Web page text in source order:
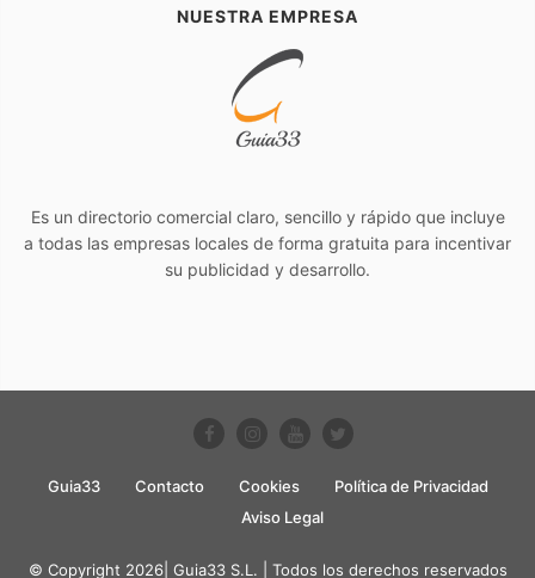
NUESTRA EMPRESA
Es un directorio comercial claro, sencillo y rápido que incluye
a todas las empresas locales de forma gratuita para incentivar
su publicidad y desarrollo.
Guia33 Contacto Cookies
Política de Privacidad
Aviso Legal
© Copyright 2026| Guia33 S.L. | Todos los derechos reservados